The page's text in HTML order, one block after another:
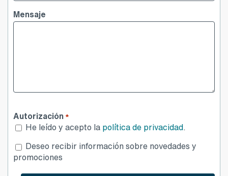
Mensaje
Autorización *
He leído y acepto la política de privacidad.
Desea
publicidad
Deseo recibir información sobre novedades y
promociones